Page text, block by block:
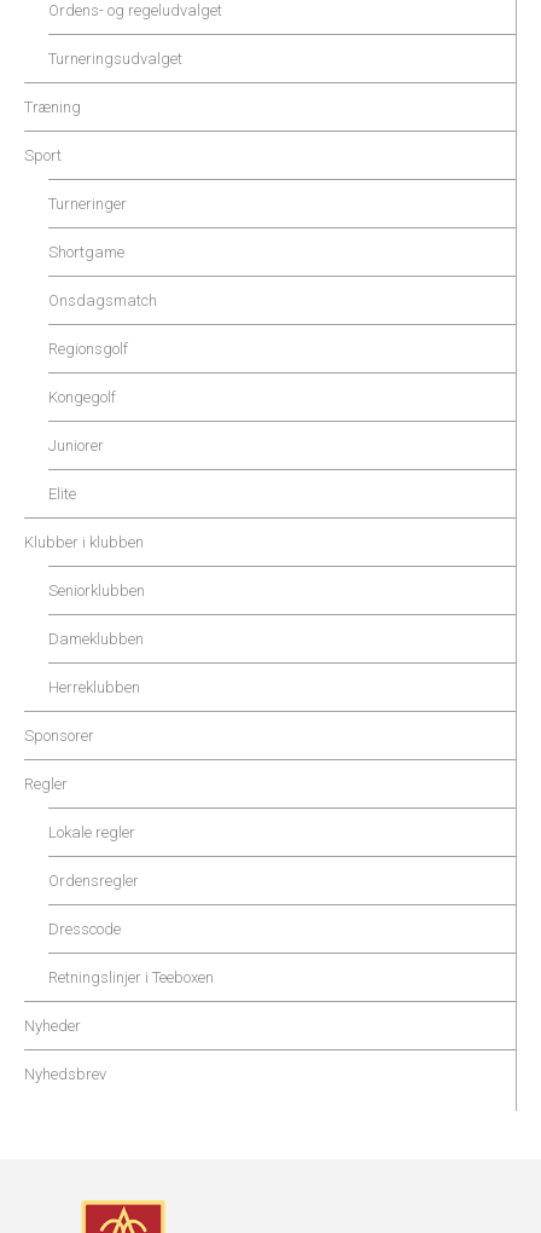
Ordens- og regeludvalget
Turneringsudvalget
Træning
Sport
Turneringer
Shortgame
Onsdagsmatch
Regionsgolf
Kongegolf
Juniorer
Elite
Klubber i klubben
Seniorklubben
Dameklubben
Herreklubben
Sponsorer
Regler
Lokale regler
Ordensregler
Dresscode
Retningslinjer i Teeboxen
Nyheder
Nyhedsbrev